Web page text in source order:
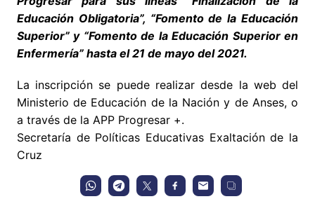
Educación Obligatoria”, “Fomento de la Educación
Superior” y “Fomento de la Educación Superior en
Enfermería” hasta el 21 de mayo del 2021.
La inscripción se puede realizar desde la web del
Ministerio de Educación de la Nación y de Anses, o
a través de la APP Progresar +.
Secretaría de Políticas Educativas Exaltación de la
Cruz